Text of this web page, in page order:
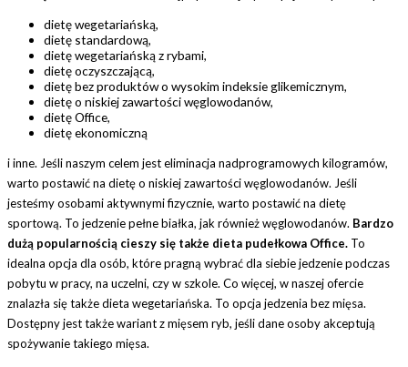
dietę wegetariańską,
dietę standardową,
dietę wegetariańską z rybami,
dietę oczyszczającą,
dietę bez produktów o wysokim indeksie glikemicznym,
dietę o niskiej zawartości węglowodanów,
dietę Office,
dietę ekonomiczną
i inne. Jeśli naszym celem jest eliminacja nadprogramowych kilogramów,
warto postawić na dietę o niskiej zawartości węglowodanów. Jeśli
jesteśmy osobami aktywnymi fizycznie, warto postawić na dietę
sportową. To jedzenie pełne białka, jak również węglowodanów. Bardzo
dużą popularnością cieszy się także dieta pudełkowa Office. To
idealna opcja dla osób, które pragną wybrać dla siebie jedzenie podczas
pobytu w pracy, na uczelni, czy w szkole. Co więcej, w naszej ofercie
znalazła się także dieta wegetariańska. To opcja jedzenia bez mięsa.
Dostępny jest także wariant z mięsem ryb, jeśli dane osoby akceptują
spożywanie takiego mięsa.